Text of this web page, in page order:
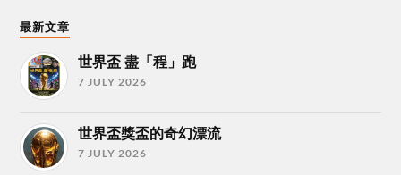
最新文章
世界盃 盡「程」跑
7 JULY 2026
世界盃獎盃的奇幻漂流
7 JULY 2026